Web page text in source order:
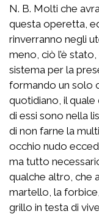
N. B. Molti che
questa operetta,
rinverranno negli
meno, ciò l’è
sistema per la
formando un solo
quotidiano, il
di essi sono nella
di non farne la
occhio nudo
ma tutto
qualche altro, che
martello, la
grillo in testa di